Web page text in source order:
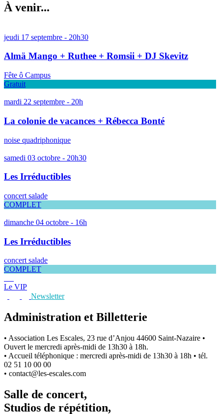
À venir...
jeudi 17 septembre - 20h30
Almä Mango + Ruthee + Romsii + DJ Skevitz
Fête ô Campus
Gratuit
mardi 22 septembre - 20h
La colonie de vacances + Rébecca Bonté
noise quadriphonique
samedi 03 octobre - 20h30
Les Irréductibles
concert salade
COMPLET
dimanche 04 octobre - 16h
Les Irréductibles
concert salade
COMPLET
Le VIP
Newsletter
Administration et Billetterie
• Association Les Escales, 23 rue d’Anjou 44600 Saint-Nazaire •
Ouvert le mercredi après-midi de 13h30 à 18h.
• Accueil téléphonique : mercredi après-midi de 13h30 à 18h • tél.
02 51 10 00 00
• contact@les-escales.com
Salle de concert,
Studios de répétition,